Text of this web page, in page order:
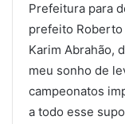
Prefeitura para
prefeito
Karim Abrahão,
meu sonho de
campeonatos
a todo esse